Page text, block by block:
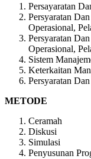
Persayaratan
Persyaratan
Operasional,
Persyaratan
Operasional,
Sistem
Keterkaitan
Persyaratan
METODE
Ceramah
Diskusi
Simulasi
Penyusunan